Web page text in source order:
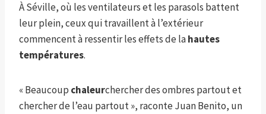
À Séville, où les ventilateurs et les parasols battent
leur plein, ceux qui travaillent à l’extérieur
commencent à ressentir les effets de lahautes
températures.
« Beaucoup chaleurchercher des ombres partout et
chercher de l’eau partout », raconte Juan Benito, un